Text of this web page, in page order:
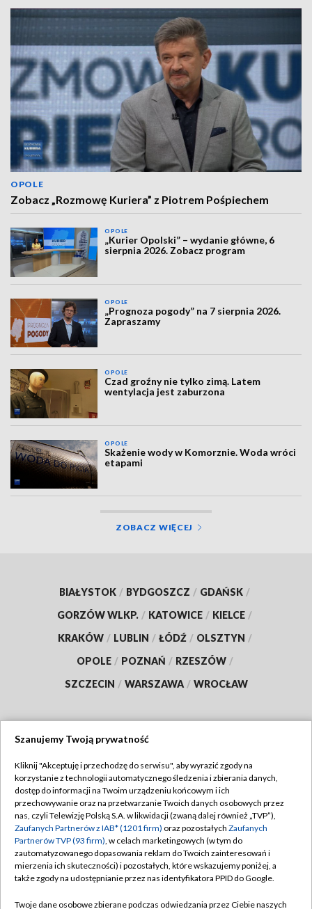
OPOLE
Zobacz „Rozmowę Kuriera” z Piotrem Pośpiechem
OPOLE
„Kurier Opolski” – wydanie główne, 6
sierpnia 2026. Zobacz program
OPOLE
„Prognoza pogody” na 7 sierpnia 2026.
Zapraszamy
OPOLE
Czad groźny nie tylko zimą. Latem
wentylacja jest zaburzona
OPOLE
Skażenie wody w Komorznie. Woda wróci
etapami
ZOBACZ WIĘCEJ
BIAŁYSTOK / BYDGOSZCZ / GDAŃSK /
GORZÓW WLKP. / KATOWICE / KIELCE /
KRAKÓW / LUBLIN / ŁÓDŹ / OLSZTYN /
OPOLE / POZNAŃ / RZESZÓW /
SZCZECIN / WARSZAWA / WROCŁAW
TVP
Abonament TVP
Emisja w TVP
Centrum informacji TVP
Naziemna Telewizja Cyfrowa
Regulamin TVP
Polityka prywatności
Moje zgody
Pomoc
Szanujemy Twoją prywatność
Kliknij "Akceptuję i przechodzę do serwisu", aby wyrazić zgody na
korzystanie z technologii automatycznego śledzenia i zbierania danych,
dostęp do informacji na Twoim urządzeniu końcowym i ich
przechowywanie oraz na przetwarzanie Twoich danych osobowych przez
nas, czyli Telewizję Polską S.A. w likwidacji (zwaną dalej również „TVP”),
Zaufanych Partnerów z IAB* (1201 firm) oraz pozostałych Zaufanych
Partnerów TVP (93 firm), w celach marketingowych (w tym do
zautomatyzowanego dopasowania reklam do Twoich zainteresowań i
mierzenia ich skuteczności) i pozostałych, które wskazujemy poniżej, a
także zgody na udostępnianie przez nas identyfikatora PPID do Google.
Twoje dane osobowe zbierane podczas odwiedzania przez Ciebie naszych